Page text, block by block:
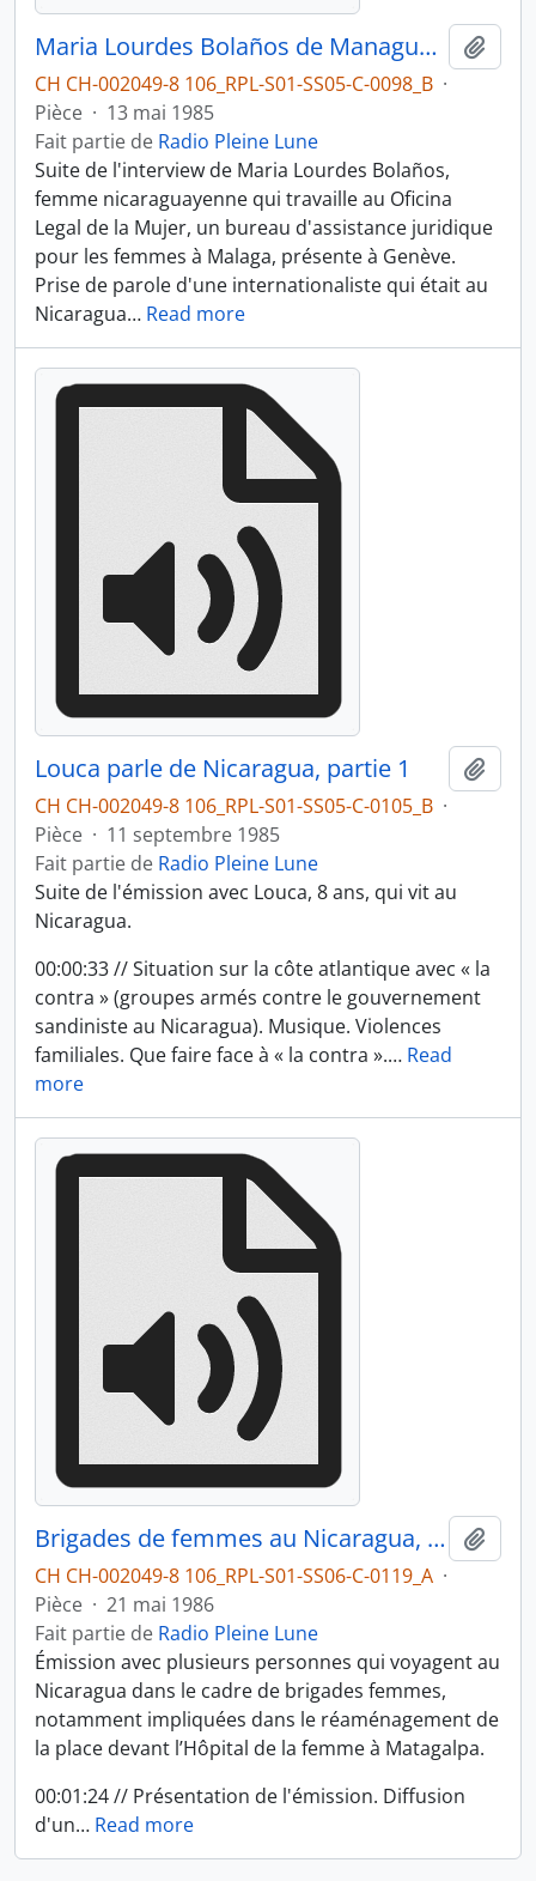
Maria Lourdes Bolaños de Managua au Nicaragua, partie 2
CH CH-002049-8 106_RPL-S01-SS05-C-0098_B ·
Pièce · 13 mai 1985
Fait partie de Radio Pleine Lune
Suite de l'interview de Maria Lourdes Bolaños,
femme nicaraguayenne qui travaille au Oficina
Legal de la Mujer, un bureau d'assistance juridique
pour les femmes à Malaga, présente à Genève.
Prise de parole d'une internationaliste qui était au
Nicaragua… Read more
Louca parle de Nicaragua, partie 1
CH CH-002049-8 106_RPL-S01-SS05-C-0105_B ·
Pièce · 11 septembre 1985
Fait partie de Radio Pleine Lune
Suite de l'émission avec Louca, 8 ans, qui vit au
Nicaragua.
00:00:33 // Situation sur la côte atlantique avec « la
contra » (groupes armés contre le gouvernement
sandiniste au Nicaragua). Musique. Violences
familiales. Que faire face à « la contra ».… Read
more
Brigades de femmes au Nicaragua, partie 1
CH CH-002049-8 106_RPL-S01-SS06-C-0119_A ·
Pièce · 21 mai 1986
Fait partie de Radio Pleine Lune
Émission avec plusieurs personnes qui voyagent au
Nicaragua dans le cadre de brigades femmes,
notamment impliquées dans le réaménagement de
la place devant l’Hôpital de la femme à Matagalpa.
00:01:24 // Présentation de l'émission. Diffusion
d'un… Read more